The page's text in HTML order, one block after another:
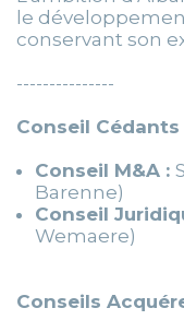
le
conservant son
---------------
Conseil Cédants
Conseil M&A :
Barenne)
Conseil
Wemaere)
Conseils